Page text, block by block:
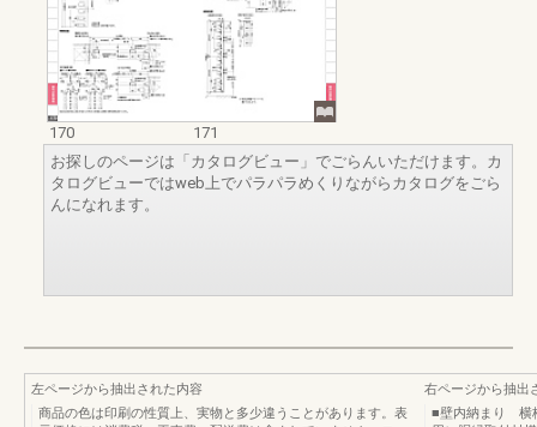
170
171
お探しのページは「カタログビュー」でごらんいただけます。カ
タログビューではweb上でパラパラめくりながらカタログをごら
んになれます。
左ページから抽出された内容
商品の色は印刷の性質上、実物と多少違うことがあります。表
右ページから抽出
■壁内納まり 横